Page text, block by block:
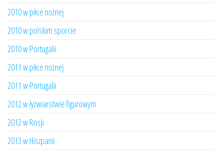
2010 w piłce nożnej
2010 w polskim sporcie
2010 w Portugalii
2011 w piłce nożnej
2011 w Portugalii
2012 w łyżwiarstwie figurowym
2012 w Rosji
2013 w Hiszpanii